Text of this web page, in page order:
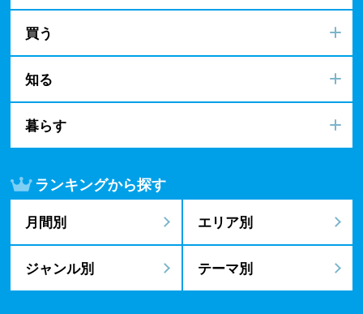
買う
知る
暮らす
ランキングから探す
月間別 エリア別
ジャンル別 テーマ別